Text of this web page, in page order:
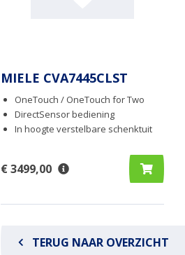
MIELE CVA7445CLST
OneTouch / OneTouch for Two
DirectSensor bediening
In hoogte verstelbare schenktuit
€ 3499,00
TERUG NAAR OVERZICHT